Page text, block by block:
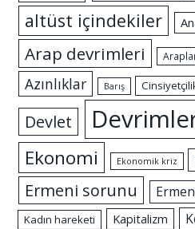
altüst içindekiler
Arap devrimleri
Azınlıklar Barış
Devlet
Ekonomi Ekonomik kriz
Ermeni sorunu
Kadın hareketi Kapitalizm